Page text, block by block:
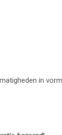
in